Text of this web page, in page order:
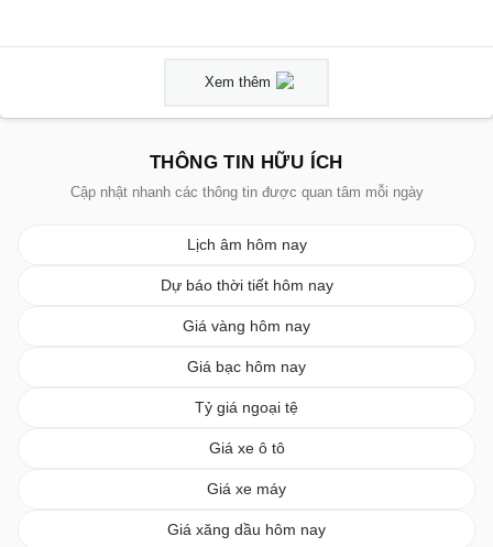
Xem thêm
THÔNG TIN HỮU ÍCH
Cập nhật nhanh các thông tin được quan tâm mỗi ngày
Lịch âm hôm nay
Dự báo thời tiết hôm nay
Giá vàng hôm nay
Giá bạc hôm nay
Tỷ giá ngoại tệ
Giá xe ô tô
Giá xe máy
Giá xăng dầu hôm nay